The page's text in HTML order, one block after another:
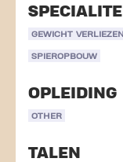
GEWICHT VERLIEZEN
SPIEROPBOUW
OPLEIDING
OTHER
TALEN